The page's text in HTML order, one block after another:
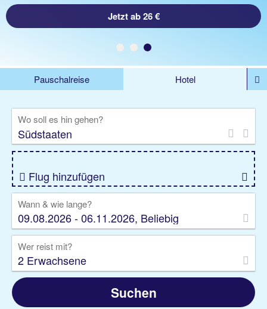
Jetzt ab 26 €
Jetzt ab 26 €
Jetzt ab 23 €
Pauschalreise
Hotel
Rundreise
Kreuzfahrt
Gruppenreise
Camper Privattransfer
Wo soll es hin gehen?
Flug hinzufügen
Wann & wie lange?
09.08.2026 - 06.11.2026, Beliebig
Wer reist mit?
2 Erwachsene
Suchen